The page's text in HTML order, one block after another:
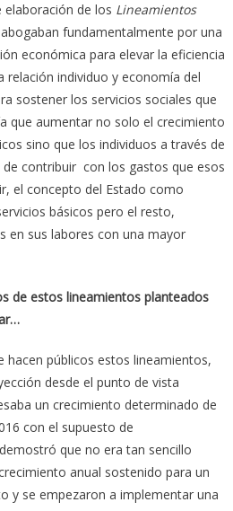
de los Lineamientos
fundamentalmente por una
económica para elevar la eficiencia
relación individuo y economía del
sostener los servicios sociales que
que aumentar no solo el crecimiento
sino que los individuos a través de
de contribuir con los gastos que esos
el concepto del Estado como
básicos pero el resto,
en sus labores con una mayor
de estos lineamientos planteados
hacen públicos estos lineamientos,
desde el punto de vista
un crecimiento determinado de
con el supuesto de
que no era tan sencillo
anual sostenido para un
y se empezaron a implementar una